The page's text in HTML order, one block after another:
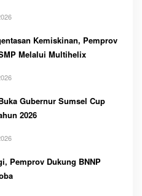
Kemiskinan, Pemprov
Melalui Multihelix
Gubernur Sumsel Cup
2026
Pemprov Dukung BNNP